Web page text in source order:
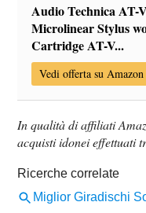
Audio Technica
Microlinear Stylus
Cartridge AT-V...
Vedi offerta su Amazon
In qualità di affiliati
acquisti idonei effettuati